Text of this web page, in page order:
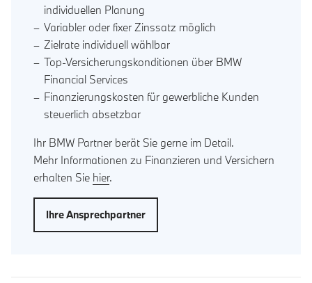
individuellen Planung
Variabler oder fixer Zinssatz möglich
Zielrate individuell wählbar
Top-Versicherungskonditionen über BMW
Financial Services
Finanzierungskosten für gewerbliche Kunden
steuerlich absetzbar
Ihr BMW Partner berät Sie gerne im Detail.
Mehr Informationen zu Finanzieren und Versichern
erhalten Sie hier.
Ihre Ansprechpartner